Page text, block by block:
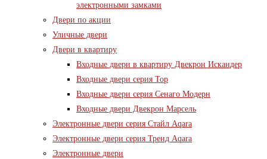
электронными замками
Двери по акции
Уличные двери
Двери в квартиру
Входные двери в квартиру Двекрон Искандер
Входные двери серия Тор
Входные двери серия Сенаго Модерн
Входные двери Двекрон Марсель
Электронные двери серия Стайл Aqara
Электронные двери серия Тренд Aqara
Электронные двери